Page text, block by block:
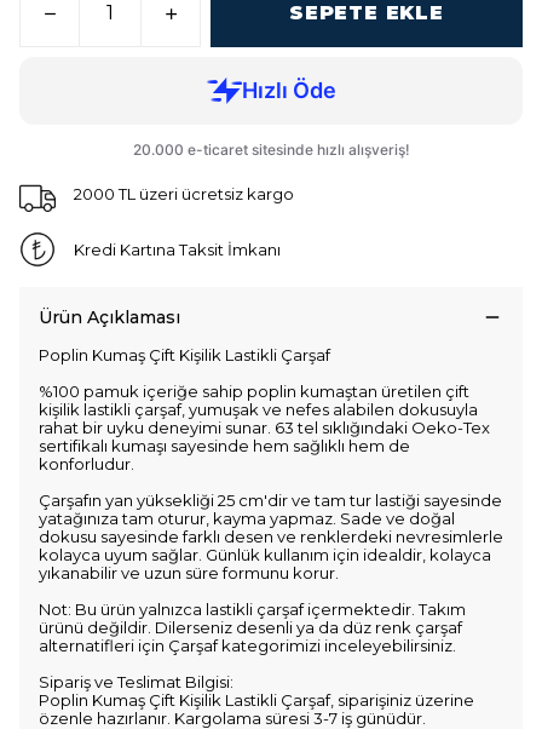
SEPETE EKLE
2000 TL üzeri ücretsiz kargo
Kredi Kartına Taksit İmkanı
Ürün Açıklaması
Poplin Kumaş Çift Kişilik Lastikli Çarşaf
%100 pamuk içeriğe sahip poplin kumaştan üretilen çift
kişilik lastikli çarşaf, yumuşak ve nefes alabilen dokusuyla
rahat bir uyku deneyimi sunar. 63 tel sıklığındaki Oeko-Tex
sertifikalı kumaşı sayesinde hem sağlıklı hem de
konforludur.
Çarşafın yan yüksekliği 25 cm'dir ve tam tur lastiği sayesinde
yatağınıza tam oturur, kayma yapmaz. Sade ve doğal
dokusu sayesinde farklı desen ve renklerdeki nevresimlerle
kolayca uyum sağlar. Günlük kullanım için idealdir, kolayca
yıkanabilir ve uzun süre formunu korur.
Not: Bu ürün yalnızca lastikli çarşaf içermektedir. Takım
ürünü değildir. Dilerseniz desenli ya da düz renk çarşaf
alternatifleri için Çarşaf kategorimizi inceleyebilirsiniz.
Sipariş ve Teslimat Bilgisi:
Poplin Kumaş Çift Kişilik Lastikli Çarşaf, siparişiniz üzerine
özenle hazırlanır. Kargolama süresi 3-7 iş günüdür.